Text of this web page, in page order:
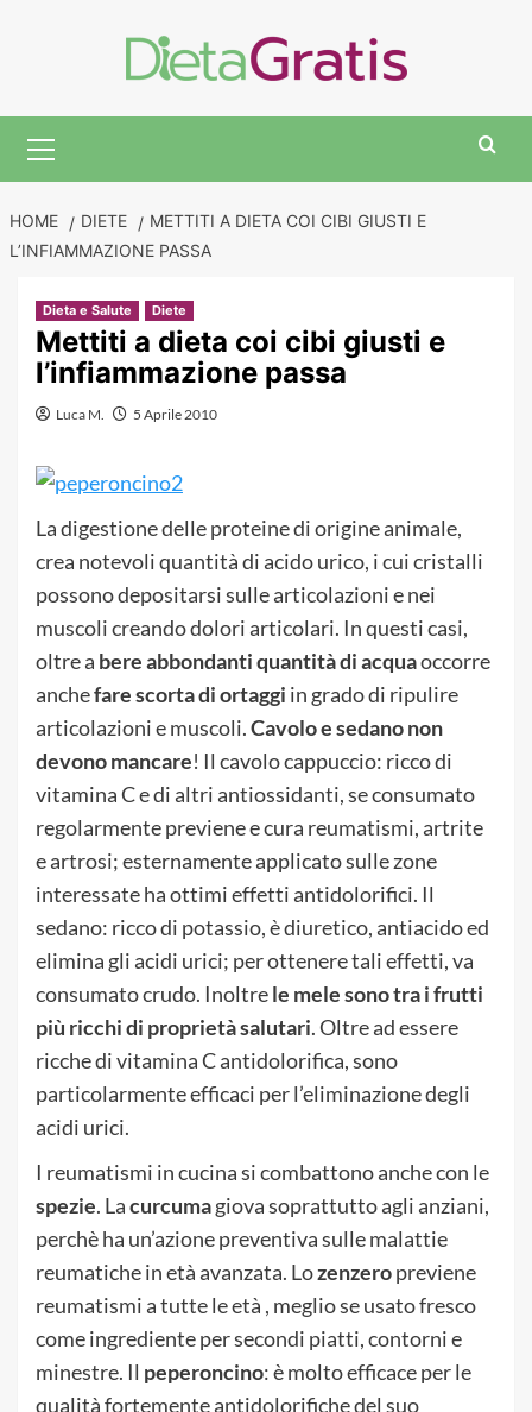
Menu
HOME DIETE
METTITI A DIETA COI CIBI GIUSTI E
L’INFIAMMAZIONE PASSA
Dieta e Salute Diete
Mettiti a dieta coi cibi giusti e
l’infiammazione passa
Luca M. 5 Aprile 2010
La digestione delle proteine di origine animale,
crea notevoli quantità di acido urico, i cui cristalli
possono depositarsi sulle articolazioni e nei
muscoli creando dolori articolari. In questi casi,
oltre a bere abbondanti quantità di acquaoccorre
anchefare scorta di ortaggi in grado di ripulire
articolazioni e muscoli.Cavolo e sedano non
devono mancare! Il cavolo cappuccio: ricco di
vitamina C e di altri antiossidanti, se consumato
regolarmente previene e cura reumatismi, artrite
e artrosi; esternamente applicato sulle zone
interessate ha ottimi effetti antidolorifici. Il
sedano: ricco di potassio, è diuretico, antiacido ed
elimina gli acidi urici; per ottenere tali effetti, va
consumato crudo. Inoltrele mele sono tra i frutti
più ricchi di proprietà salutari. Oltre ad essere
ricche di vitamina C antidolorifica, sono
particolarmente efficaci per l’eliminazione degli
acidi urici.
I reumatismi in cucina si combattono anche con le
spezie. Lacurcumagiova soprattutto agli anziani,
perchè ha un’azione preventiva sulle malattie
reumatiche in età avanzata. Lozenzeropreviene
reumatismi a tutte le età , meglio se usato fresco
come ingrediente per secondi piatti, contorni e
minestre. Il peperoncino: è molto efficace per le
qualità fortemente antidolorifiche del suo